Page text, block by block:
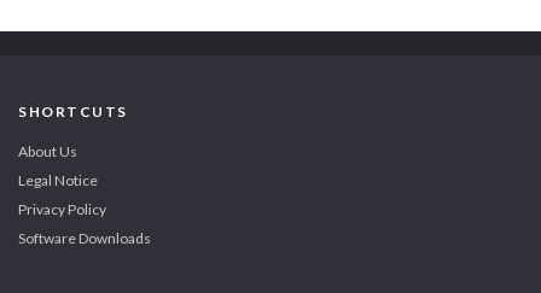
SHORTCUTS
About Us
Legal Notice
Privacy Policy
Software Downloads